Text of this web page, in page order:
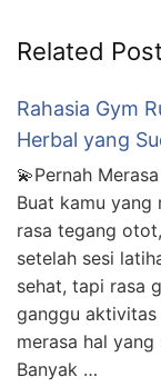
Related
Rahasia Gym
Herbal yang
💫Pernah
Buat kamu
rasa tegang
setelah sesi
sehat, tapi rasa
ganggu aktivitas
merasa hal yang
Banyak …